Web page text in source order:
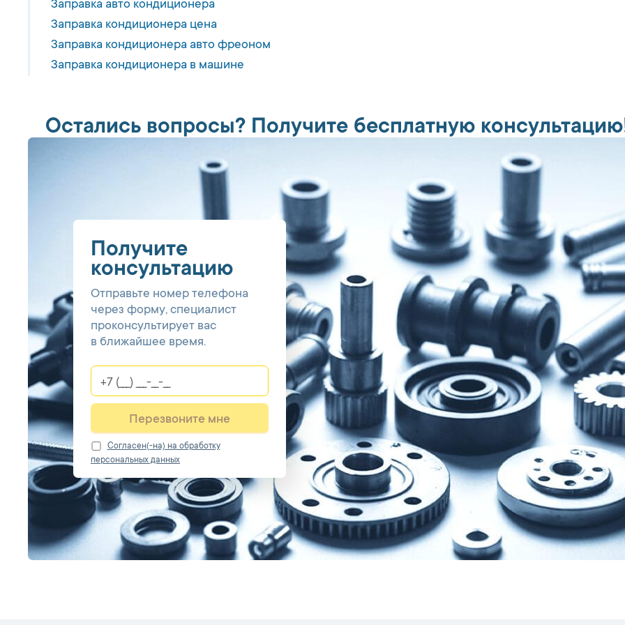
Заправка авто кондиционера
Заправка кондиционера цена
Заправка кондиционера авто фреоном
Заправка кондиционера в машине
Остались вопросы? Получите бесплатную
Получите
консультацию
Отправьте номер телефона
через форму, специалист
проконсультирует вас
в ближайшее время.
Перезвоните мне
Cогласен(-на) на обработку
персональных данных